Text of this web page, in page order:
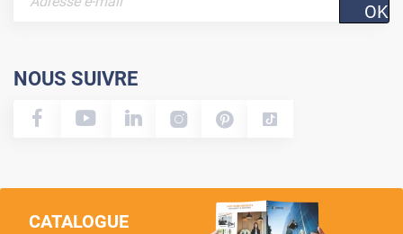
OK
NOUS SUIVRE
CATALOGUE